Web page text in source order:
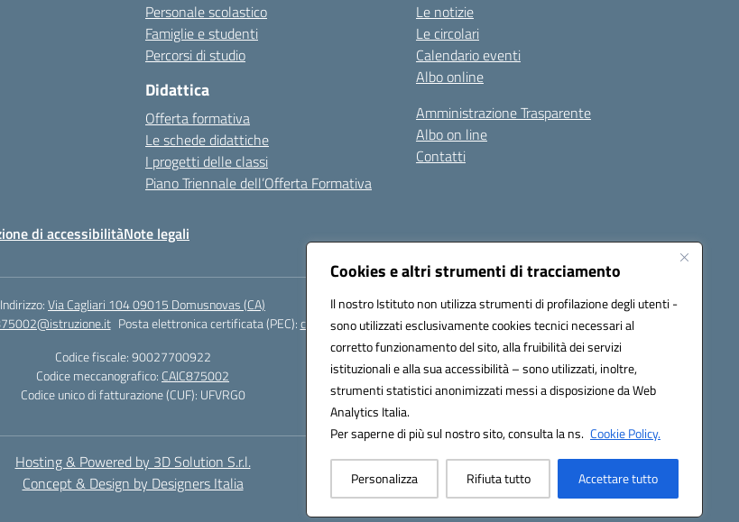
Cookies e altri strumenti di tracciamento
Il nostro Istituto non utilizza strumenti di profilazione degli utenti -
sono utilizzati esclusivamente cookies tecnici necessari al
corretto funzionamento del sito, alla fruibilità dei servizi
istituzionali e alla sua accessibilità – sono utilizzati, inoltre,
strumenti statistici anonimizzati messi a disposizione da Web
Analytics Italia.
Per saperne di più sul nostro sito, consulta la ns. Cookie Policy.
Personalizza Rifiuta tutto Accettare tutto
Personale scolastico
Famiglie e studenti
Percorsi di studio
Didattica
Offerta formativa
Le schede didattiche
I progetti delle classi
Piano Triennale dell’Offerta Formativa
Le notizie
Le circolari
Calendario eventi
Albo online
Amministrazione Trasparente
Albo on line
Contatti
di accessibilitàNote legali
Indirizzo:Via Cagliari 104 09015 Domusnovas (CA)
Posta elettronica certificata (PEC):caic875002@pec.istruzione.it
Codice fiscale: 90027700922
Codice meccanografico: CAIC875002
Codice unico di fatturazione (CUF): UFVRG0
Hosting & Powered by 3D Solution S.r.l.
Concept & Design by Designers Italia